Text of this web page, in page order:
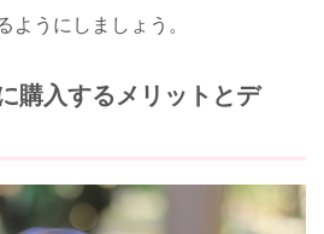
ようにしましょう。
購入するメリットとデ